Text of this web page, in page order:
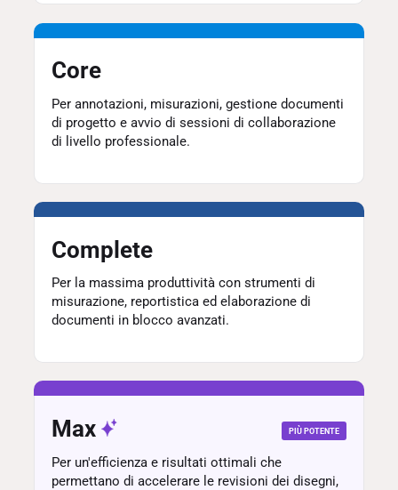
Core
Per annotazioni, misurazioni, gestione documenti
di progetto e avvio di sessioni di collaborazione
di livello professionale.
Complete
Per la massima produttività con strumenti di
misurazione, reportistica ed elaborazione di
documenti in blocco avanzati.
Max PIÙ POTENTE
Per un'efficienza e risultati ottimali che
permettano di accelerare le revisioni dei disegni,